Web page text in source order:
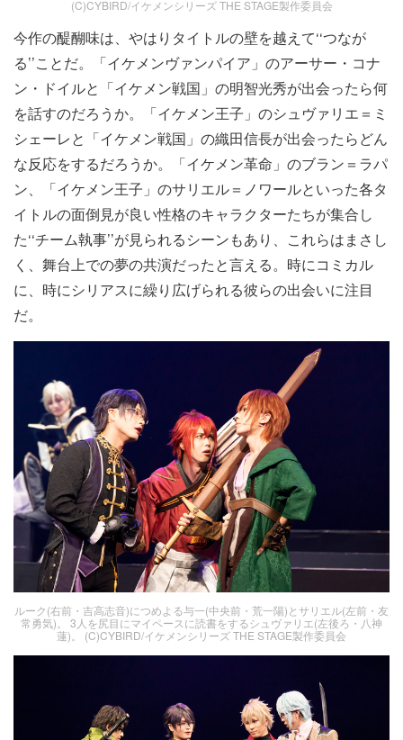
(C)CYBIRD/イケメンシリーズ THE STAGE製作委員会
今作の醍醐味は、やはりタイトルの壁を越えて‘‘つなが
る’’ことだ。「イケメンヴァンパイア」のアーサー・コナ
ン・ドイルと「イケメン戦国」の明智光秀が出会ったら何
を話すのだろうか。「イケメン王子」のシュヴァリエ＝ミ
シェーレと「イケメン戦国」の織田信長が出会ったらどん
な反応をするだろうか。「イケメン革命」のブラン＝ラパ
ン、「イケメン王子」のサリエル＝ノワールといった各タ
イトルの面倒見が良い性格のキャラクターたちが集合し
た‘‘チーム執事’’が見られるシーンもあり、これらはまさし
く、舞台上での夢の共演だったと言える。時にコミカル
に、時にシリアスに繰り広げられる彼らの出会いに注目
だ。
ルーク(右前・吉高志音)につめよる与一(中央前・荒一陽)とサリエル(左前・友
常勇気)。 3人を尻目にマイペースに読書をするシュヴァリエ(左後ろ・八神
蓮)。 (C)CYBIRD/イケメンシリーズ THE STAGE製作委員会